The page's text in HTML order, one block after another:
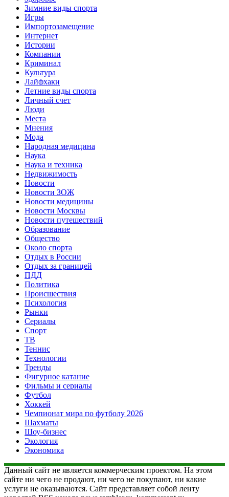
Зимние виды спорта
Игры
Импортозамещение
Интернет
Истории
Компании
Криминал
Культура
Лайфхаки
Летние виды спорта
Личный счет
Люди
Места
Мнения
Мода
Народная медицина
Наука
Наука и техника
Недвижимость
Новости
Новости ЗОЖ
Новости медицины
Новости Москвы
Новости путешествий
Образование
Общество
Около спорта
Отдых в России
Отдых за границей
ПДД
Политика
Происшествия
Психология
Рынки
Сериалы
Спорт
ТВ
Теннис
Технологии
Тренды
Фигурное катание
Фильмы и сериалы
Футбол
Хоккей
Чемпионат мира по футболу 2026
Шахматы
Шоу-бизнес
Экология
Экономика
Данный сайт не является коммерческим проектом. На этом
сайте ни чего не продают, ни чего не покупают, ни какие
услуги не оказываются. Сайт представляет собой ленту